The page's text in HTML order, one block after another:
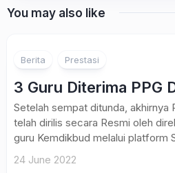
You may also like
Berita Prestasi
3 Guru Diterima PPG
Setelah sempat ditunda, akhirnya
telah dirilis secara Resmi oleh
guru Kemdikbud melalui platform
24 June 2022